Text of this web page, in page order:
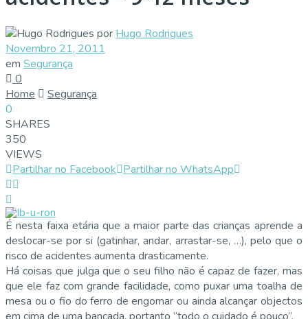
por Hugo Rodrigues
Novembro 21, 2011
em Segurança
0
Home
Segurança
0
SHARES
350
VIEWS
Partilhar no Facebook Partilhar no WhatsApp
É nesta faixa etária que a maior parte das crianças aprende a
deslocar-se por si (gatinhar, andar, arrastar-se, …), pelo que o
risco de acidentes aumenta drasticamente.
Há coisas que julga que o seu filho não é capaz de fazer, mas
que ele faz com grande facilidade, como puxar uma toalha de
mesa ou o fio do ferro de engomar ou ainda alcançar objectos